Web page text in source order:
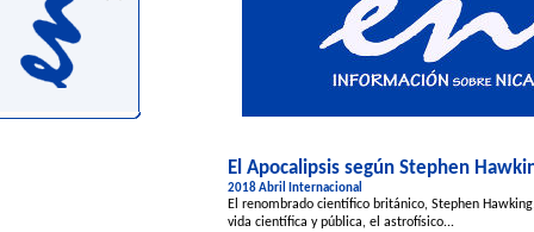
El Apocalipsis según Stephen
2018 Abril Internacional
El renombrado científico británico, Stephen
vida científica y pública, el astrofísico...